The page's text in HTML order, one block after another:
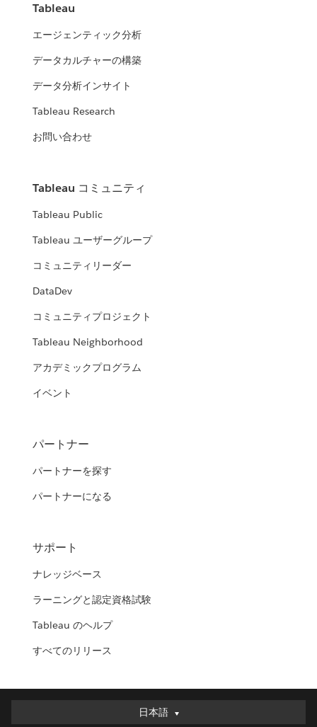
Tableau
エージェンティック分析
データカルチャーの構築
データ分析インサイト
Tableau Research
お問い合わせ
Tableau コミュニティ
Tableau Public
Tableau ユーザーグループ
コミュニティリーダー
DataDev
コミュニティプロジェクト
Tableau Neighborhood
アカデミックプログラム
イベント
パートナー
パートナーを探す
パートナーになる
サポート
ナレッジベース
ラーニングと認定資格試験
Tableau のヘルプ
すべてのリリース
日本語
日本語